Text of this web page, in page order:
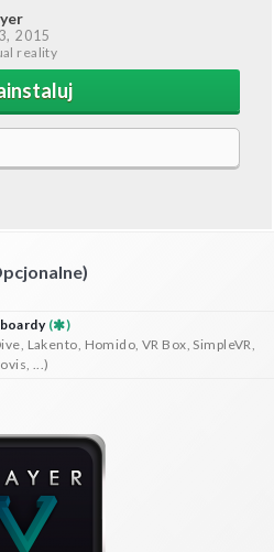
2015
reality
(
)
Lakento, Homido, VR Box, SimpleVR,
...)